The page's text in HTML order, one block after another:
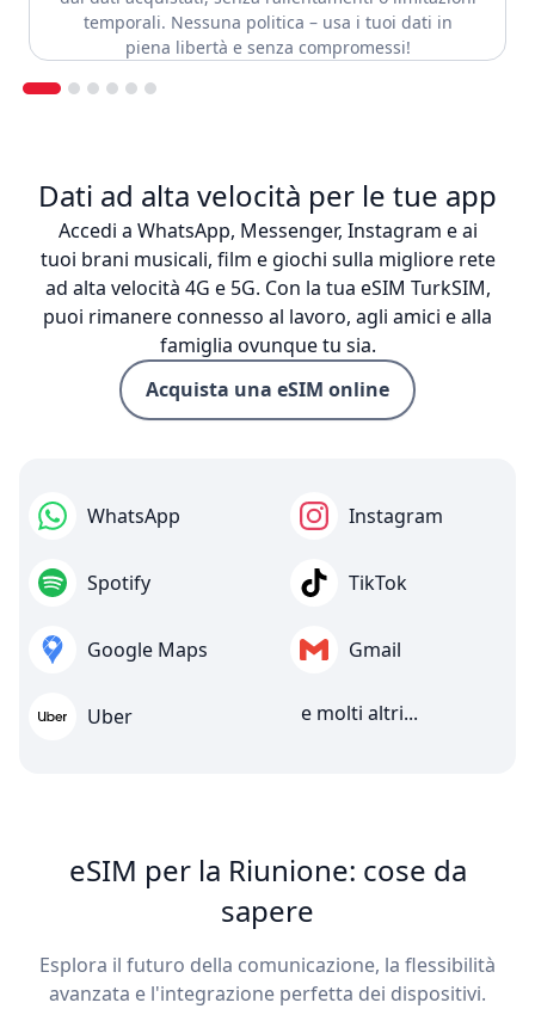
temporali. Nessuna politica – usa i tuoi dati in
piena libertà e senza compromessi!
Dati ad alta velocità per le tue app
Accedi a WhatsApp, Messenger, Instagram e ai
tuoi brani musicali, film e giochi sulla migliore rete
ad alta velocità 4G e 5G. Con la tua eSIM TurkSIM,
puoi rimanere connesso al lavoro, agli amici e alla
famiglia ovunque tu sia.
Acquista una eSIM online
WhatsApp Instagram
Spotify TikTok
Google Maps Gmail
Uber e molti altri...
eSIM per la Riunione: cose da
sapere
Esplora il futuro della comunicazione, la flessibilità
avanzata e l'integrazione perfetta dei dispositivi.